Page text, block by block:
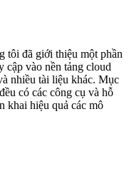
tôi đã giới thiệu một phần
cập vào nền tảng cloud
nhiều tài liệu khác. Mục
có các công cụ và hỗ
khai hiệu quả các mô